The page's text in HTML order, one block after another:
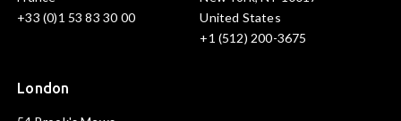
+33 (0)1 53 83 30 00
United States
+1 (512) 200-3675
London